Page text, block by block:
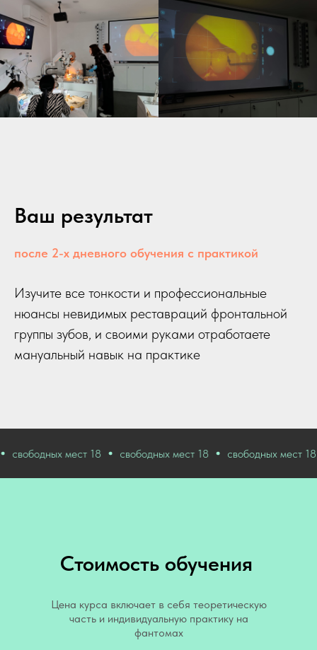
Ваш результат
после 2-х дневного обучения с практикой
Изучите все тонкости и профессиональные
нюансы невидимых реставраций фронтальной
группы зубов, и своими руками отработаете
мануальный навык на практике
мест 18 свободных мест 18 свободных мест 18
Стоимость обучения
Цена курса включает в себя теоретическую
часть и индивидуальную практику на
фантомах